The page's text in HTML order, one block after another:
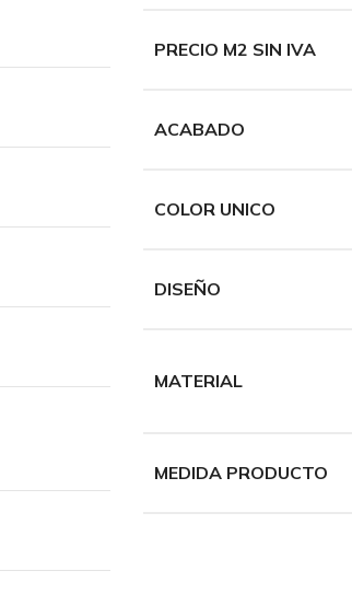
PRECIO M2 SIN IVA
ACABADO
COLOR UNICO
DISEÑO
MATERIAL
MEDIDA PRODUCTO